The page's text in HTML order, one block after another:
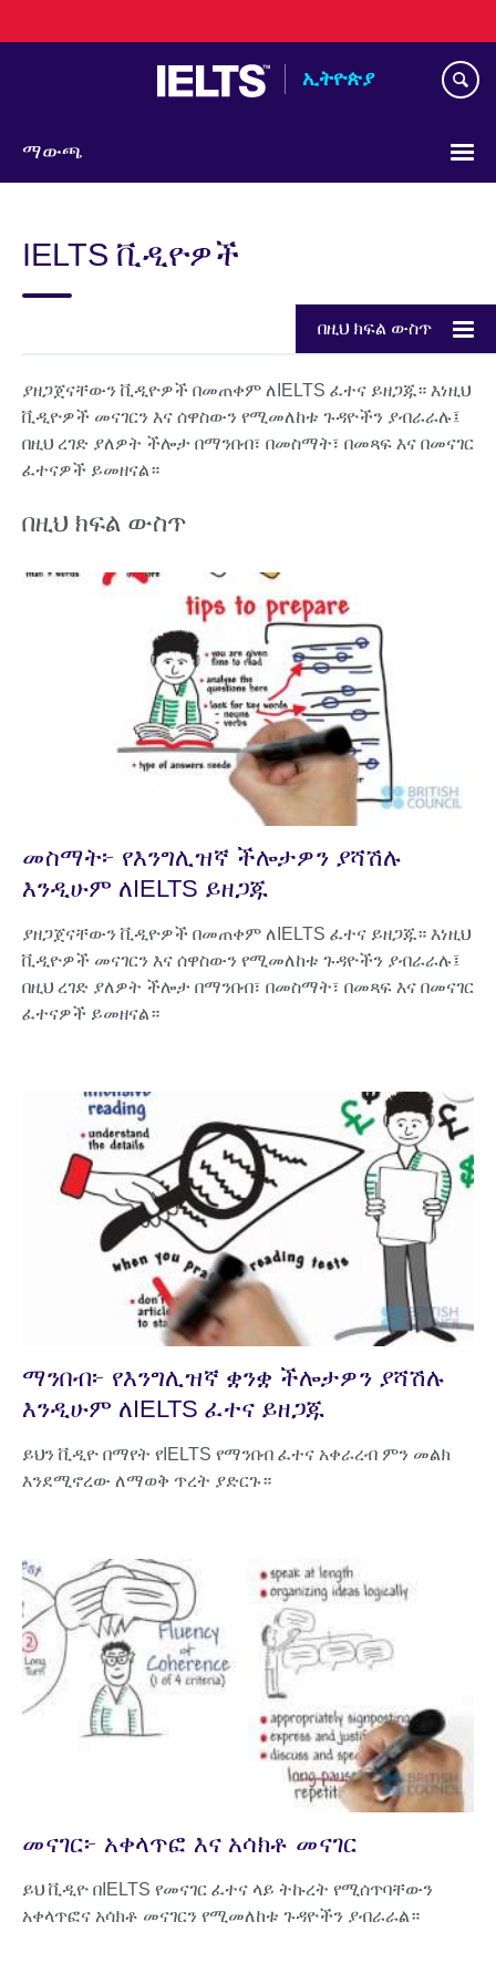
to
ኢትዮጵያ
ማውጫ
language
IELTS ቪዲዮዎች
በዚህ ክፍል ውስጥ
ያዘጋጀናቸውን ቪዲዮዎች በመጠቀም ለIELTS ፈተና ይዘጋጁ። እነዚህ
ቪዲዮዎች መናገርን እና ሰዋስውን የሚመለከቱ ጉዳዮችን ያብራራሉ፤
በዚህ ረገድ ያለዎት ችሎታ በማንበብ፣ በመስማት፣ በመጻፍ እና በመናገር
ፈተናዎች ይመዘናል።
በዚህ ክፍል ውስጥ
መስማት፦ የእንግሊዝኛ ችሎታዎን ያሻሽሉ
እንዲሁም ለIELTS ይዘጋጁ
ያዘጋጀናቸውን ቪዲዮዎች በመጠቀም ለIELTS ፈተና ይዘጋጁ። እነዚህ
ቪዲዮዎች መናገርን እና ሰዋስውን የሚመለከቱ ጉዳዮችን ያብራራሉ፤
በዚህ ረገድ ያለዎት ችሎታ በማንበብ፣ በመስማት፣ በመጻፍ እና በመናገር
ፈተናዎች ይመዘናል።
ማንበብ፦ የእንግሊዝኛ ቋንቋ ችሎታዎን ያሻሽሉ
እንዲሁም ለIELTS ፈተና ይዘጋጁ
ይህን ቪዲዮ በማየት የIELTS የማንበብ ፈተና አቀራረብ ምን መልክ
እንደሚኖረው ለማወቅ ጥረት ያድርጉ።
መናገር፦ አቀላጥፎ እና አሳክቶ መናገር
ይህ ቪዲዮ በIELTS የመናገር ፈተና ላይ ትኩረት የሚሰጥባቸውን
አቀላጥፎና አሳክቶ መናገርን የሚመለከቱ ጉዳዮችን ያብራራል።